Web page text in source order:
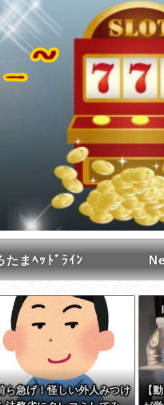
たまﾍｯﾄﾞﾗｲﾝ
ら急げ！怪しい外人みつけ
【